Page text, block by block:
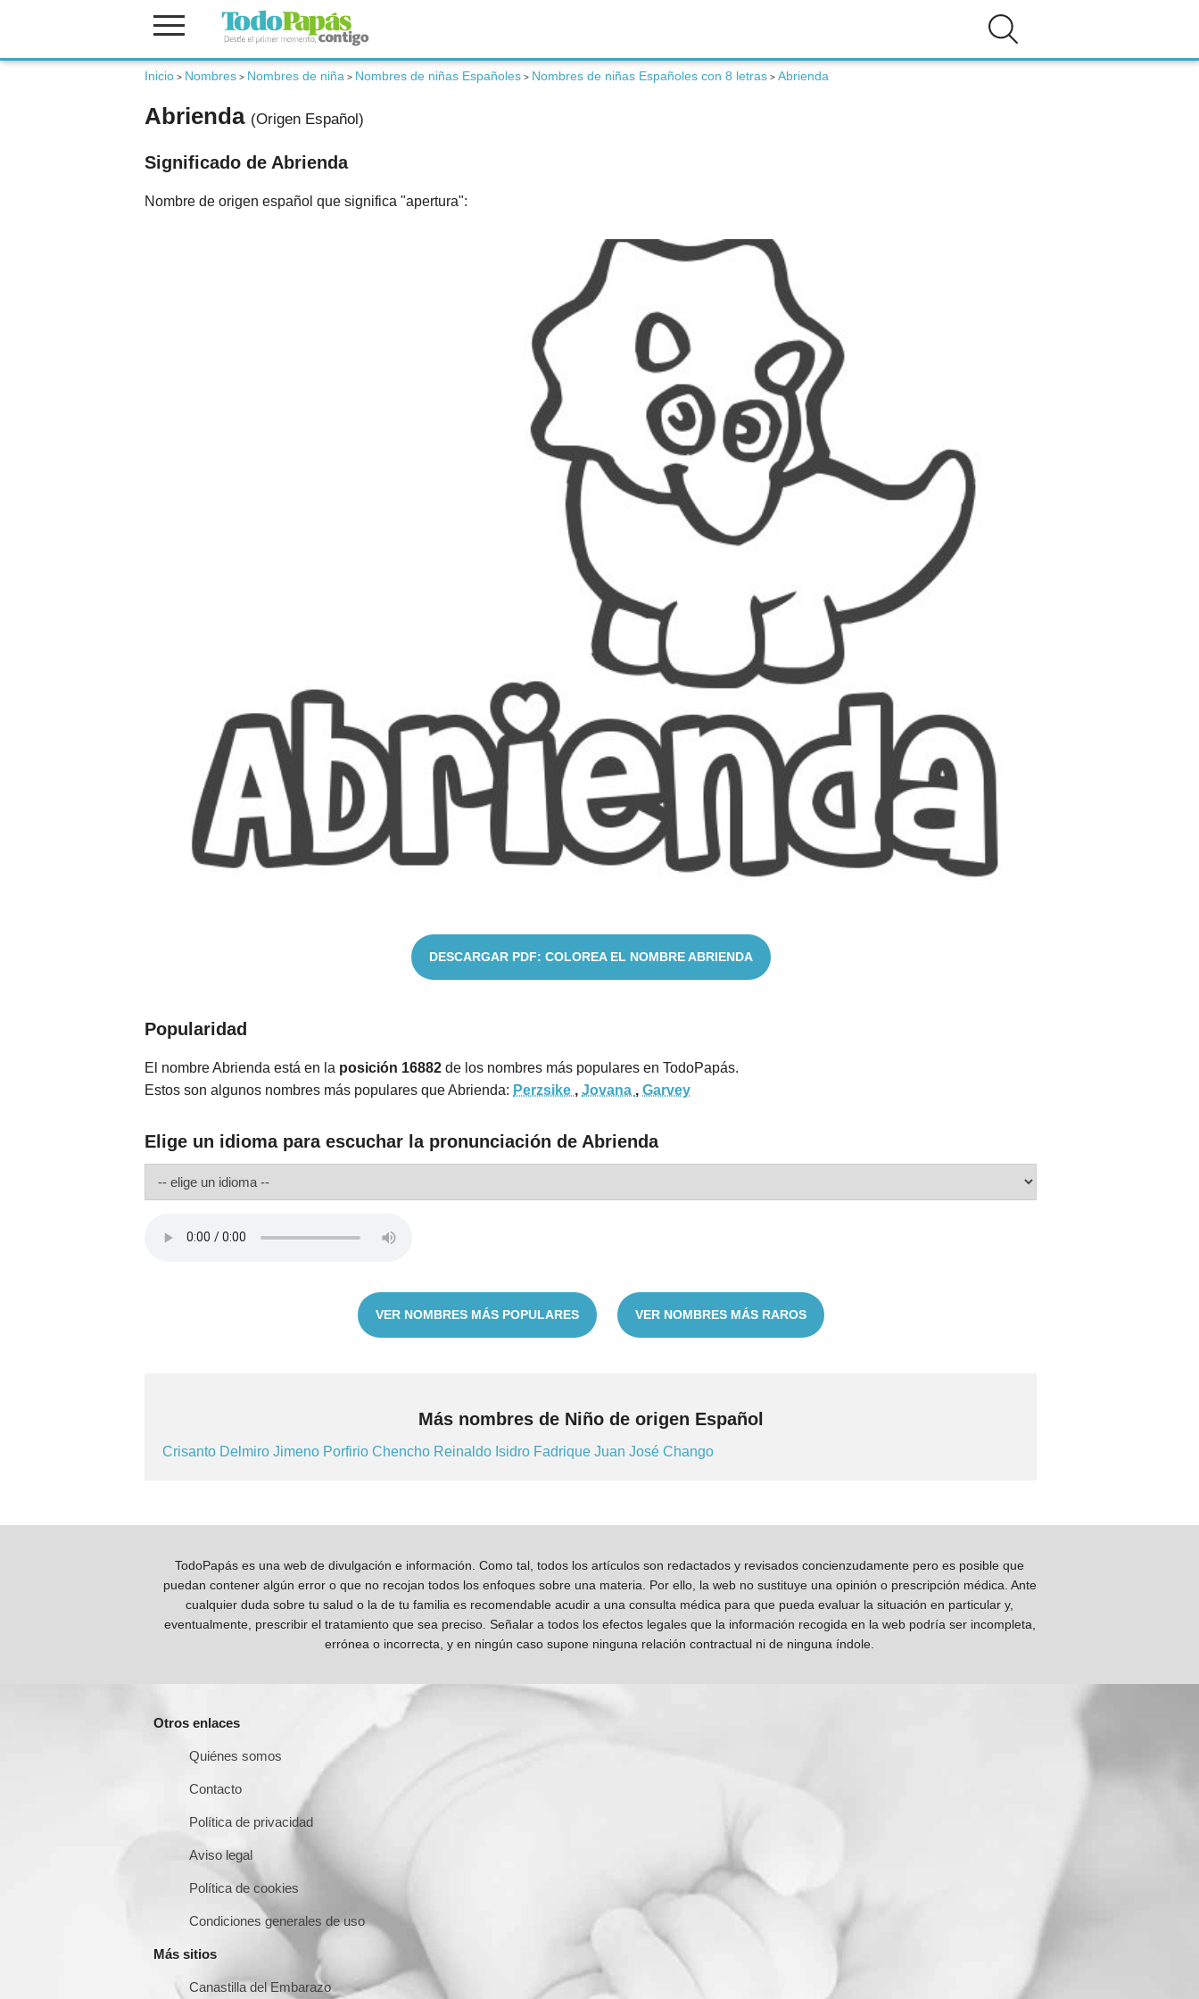
Inicio > Nombres > Nombres de niña > Nombres de niñas Españoles > Nombres de niñas Españoles con 8 letras > Abrienda
Abrienda (Origen Español)
Significado de Abrienda
Nombre de origen español que significa "apertura":
DESCARGAR PDF: COLOREA EL NOMBRE ABRIENDA
Popularidad
El nombre Abrienda está en la posición 16882 de los nombres más populares en TodoPapás.
Estos son algunos nombres más populares que Abrienda: Perzsike , Jovana , Garvey
Elige un idioma para escuchar la pronunciación de Abrienda
VER NOMBRES MÁS POPULARES VER NOMBRES MÁS RAROS
Más nombres de Niño de origen Español
Crisanto Delmiro Jimeno Porfirio Chencho Reinaldo Isidro Fadrique Juan José Chango
TodoPapás es una web de divulgación e información. Como tal, todos los artículos son redactados y revisados concienzudamente pero es posible que
puedan contener algún error o que no recojan todos los enfoques sobre una materia. Por ello, la web no sustituye una opinión o prescripción médica. Ante
cualquier duda sobre tu salud o la de tu familia es recomendable acudir a una consulta médica para que pueda evaluar la situación en particular y,
eventualmente, prescribir el tratamiento que sea preciso. Señalar a todos los efectos legales que la información recogida en la web podría ser incompleta,
errónea o incorrecta, y en ningún caso supone ninguna relación contractual ni de ninguna índole.
Otros enlaces
Quiénes somos
Contacto
Política de privacidad
Aviso legal
Política de cookies
Condiciones generales de uso
Más sitios
Canastilla del Embarazo